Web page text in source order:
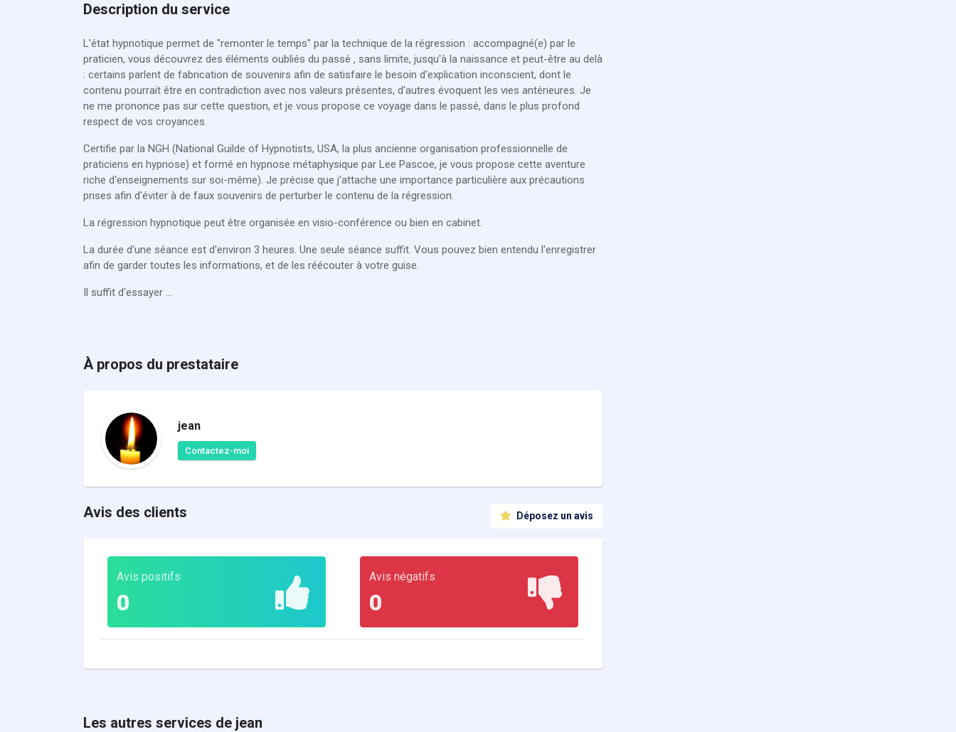
Description du service
L'état hypnotique permet de "remonter le temps" par la technique de la régression : accompagné(e) par le
praticien, vous découvrez des éléments oubliés du passé , sans limite, jusqu'à la naissance et peut-être au delà
: certains parlent de fabrication de souvenirs afin de satisfaire le besoin d'explication inconscient, dont le
contenu pourrait être en contradiction avec nos valeurs présentes, d'autres évoquent les vies antérieures. Je
ne me prononce pas sur cette question, et je vous propose ce voyage dans le passé, dans le plus profond
respect de vos croyances.
Certifie par la NGH (National Guilde of Hypnotists, USA, la plus ancienne organisation professionnelle de
praticiens en hypnose) et formé en hypnose métaphysique par Lee Pascoe, je vous propose cette aventure
riche d'enseignements sur soi-même). Je précise que j'attache une importance particulière aux précautions
prises afin d'éviter à de faux souvenirs de perturber le contenu de la régression.
La régression hypnotique peut être organisée en visio-conférence ou bien en cabinet.
La durée d'une séance est d'environ 3 heures. Une seule séance suffit. Vous pouvez bien entendu l'enregistrer
afin de garder toutes les informations, et de les réécouter à votre guise.
Il suffit d'essayer ...
À propos du prestataire
jean
Contactez-moi
Déposez un avis
Avis des clients
Avis positifs
0
Avis négatifs
0
Les autres services de jean